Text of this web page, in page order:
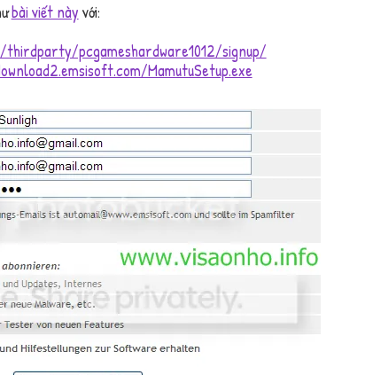
bài viết này với:
pcgameshardware1012/signup/
MamutuSetup.exe